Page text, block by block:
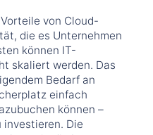
von Cloud-
die es Unternehmen
können IT-
skaliert werden. Das
Bedarf an
einfach
können –
investieren. Die